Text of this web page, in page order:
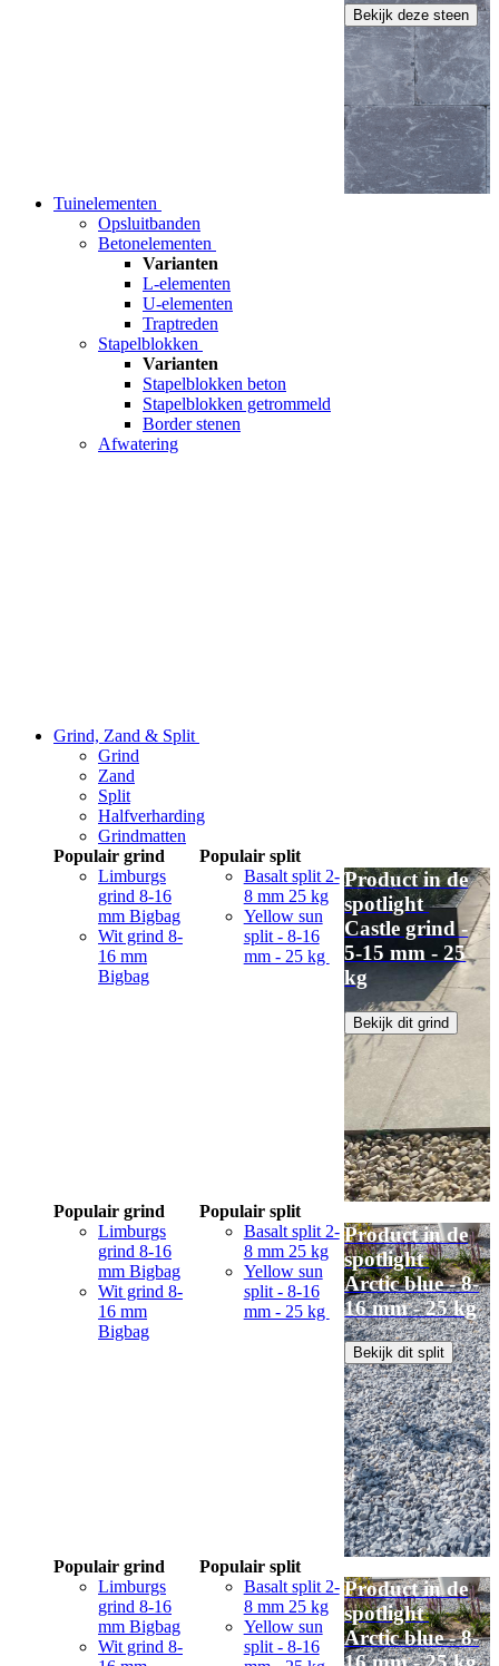
Bekijk deze steen
Tuinelementen
Opsluitbanden
Betonelementen
Varianten
L-elementen
U-elementen
Traptreden
Stapelblokken
Varianten
Stapelblokken beton
Stapelblokken getrommeld
Border stenen
Afwatering
Grind, Zand & Split
Grind
Zand
Split
Halfverharding
Grindmatten
Populair grind
Limburgs
grind 8-16
mm Bigbag
Wit grind 8-
16 mm
Bigbag
Populair split
Basalt split 2-
8 mm 25 kg
Yellow sun
split - 8-16
mm - 25 kg
Product in de
spotlight
Castle grind -
5-15 mm - 25
kg
Bekijk dit grind
Populair grind
Limburgs
grind 8-16
mm Bigbag
Wit grind 8-
16 mm
Bigbag
Populair split
Basalt split 2-
8 mm 25 kg
Yellow sun
split - 8-16
mm - 25 kg
Product in de
spotlight
Arctic blue - 8-
16 mm - 25 kg
Bekijk dit split
Populair grind
Limburgs
grind 8-16
mm Bigbag
Wit grind 8-
Populair split
Basalt split 2-
8 mm 25 kg
Yellow sun
split - 8-16
Product in de
spotlight
Arctic blue - 8-